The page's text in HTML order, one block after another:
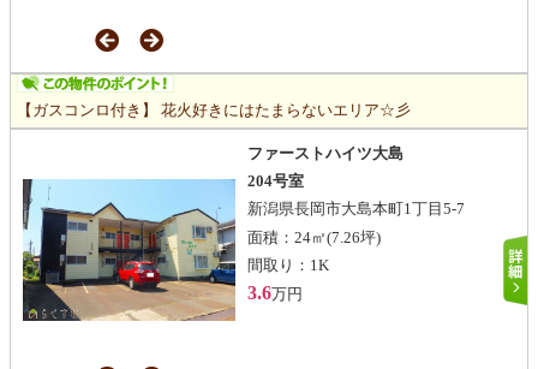
【ガスコンロ付き】 花火好きにはたまらないエリア☆彡
ファーストハイツ大島
204号室
新潟県長岡市大島本町1丁目5-7
面積： 24㎡(7.26坪)
間取り： 1K
3.6万円